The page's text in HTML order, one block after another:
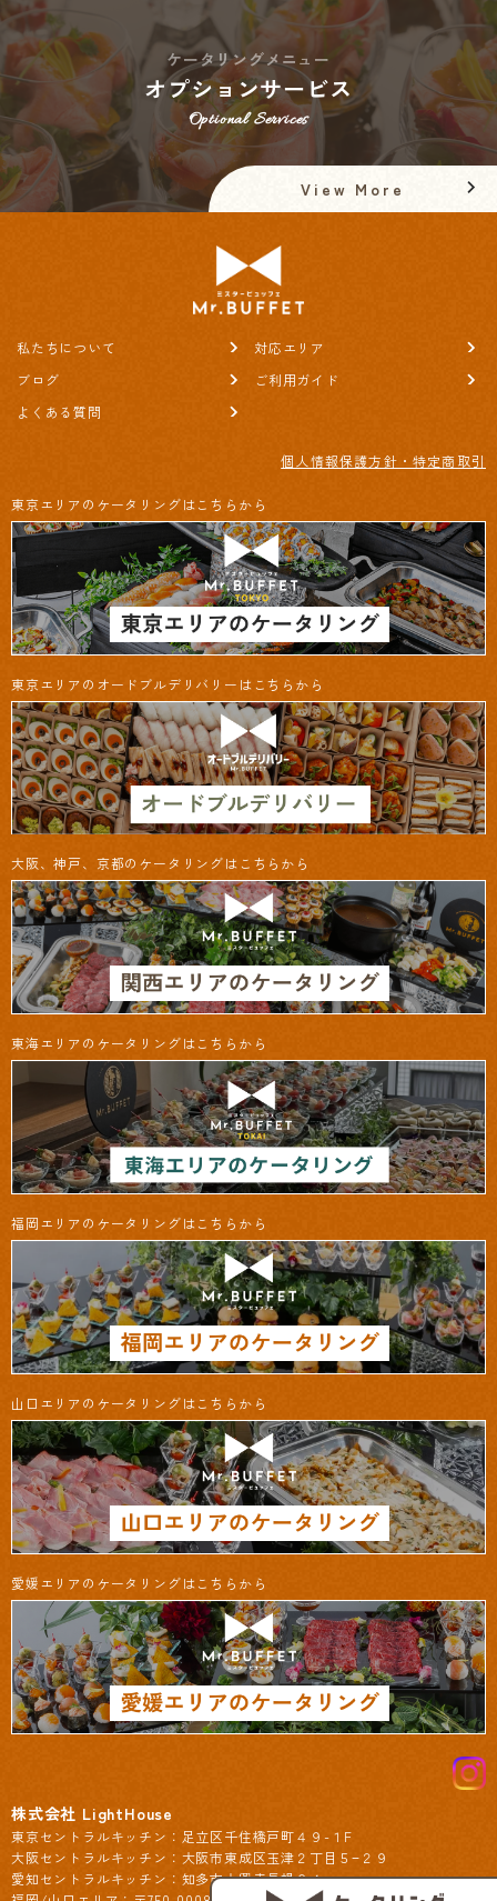
ケータリングメニュー
オプションサービス
Optional Services
View More
私たちについて
対応エリア
ブログ
ご利用ガイド
よくある質問
個人情報保護方針・特定商取引
東京エリアのケータリングはこちらから
東京エリアのオードブルデリバリーはこちらから
大阪、神戸、京都のケータリングはこちらから
東海エリアのケータリングはこちらから
福岡エリアのケータリングはこちらから
山口エリアのケータリングはこちらから
愛媛エリアのケータリングはこちらから
株式会社 LightHouse
東京セントラルキッチン：足立区千住橋戸町４９-１F
大阪セントラルキッチン：大阪市東成区玉津２丁目５−２９
愛知セントラルキッチン：知多市大興寺長根８４